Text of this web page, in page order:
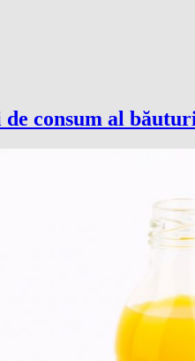
consum al